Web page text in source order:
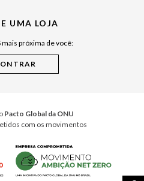
UMA LOJA
mais próxima de você:
Pacto Global da ONU
com os movimentos